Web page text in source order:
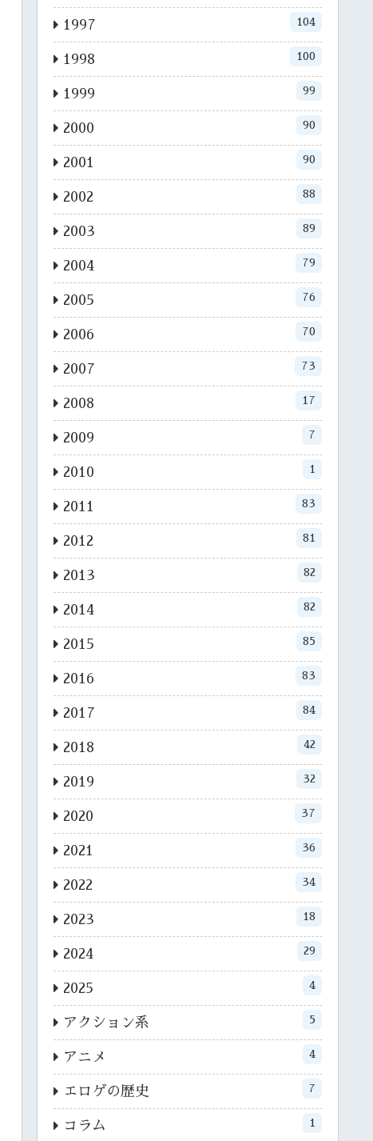
1997 104
1998 100
1999 99
2000 90
2001 90
2002 88
2003 89
2004 79
2005 76
2006 70
2007 73
2008 17
2009 7
2010 1
2011 83
2012 81
2013 82
2014 82
2015 85
2016 83
2017 84
2018 42
2019 32
2020 37
2021 36
2022 34
2023 18
2024 29
2025 4
アクション系 5
アニメ 4
エロゲの歴史 7
コラム 1